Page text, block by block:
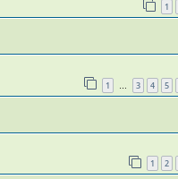
1
1 … 3 4 5
1 2